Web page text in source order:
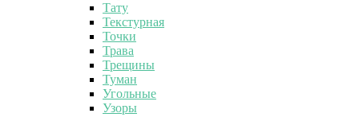
Тату
Текстурная
Точки
Трава
Трещины
Туман
Угольные
Узоры